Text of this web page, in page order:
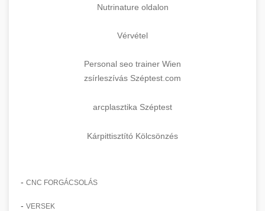
Nutrinature oldalon
Vérvétel
Personal seo trainer Wien
zsírleszívás Széptest.com
arcplasztika Széptest
Kárpittisztító Kölcsönzés
- CNC FORGÁCSOLÁS
- VERSEK